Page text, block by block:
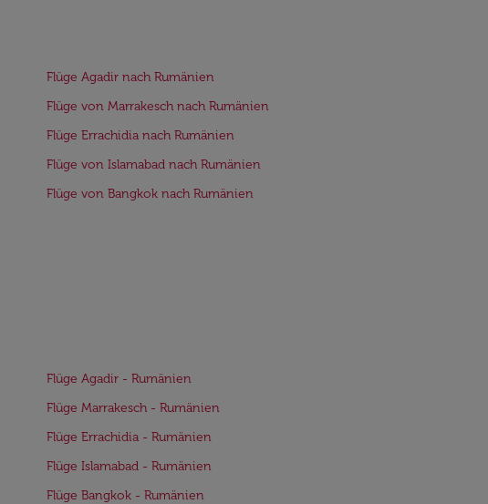
Flüge Agadir nach Rumänien
Flüge von Marrakesch nach Rumänien
Flüge Errachidia nach Rumänien
Flüge von Islamabad nach Rumänien
Flüge von Bangkok nach Rumänien
Flüge Agadir - Rumänien
Flüge Marrakesch - Rumänien
Flüge Errachidia - Rumänien
Flüge Islamabad - Rumänien
Flüge Bangkok - Rumänien